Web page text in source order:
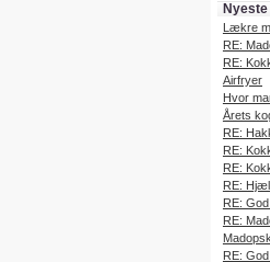
Lækre
RE:
RE:
Airfryer
Hvor
Årets
RE:
RE:
RE:
RE:
RE:
RE:
RE: